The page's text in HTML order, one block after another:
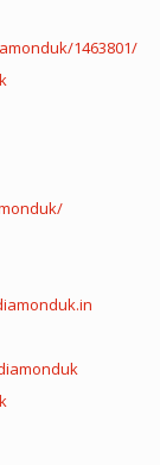
1463801/